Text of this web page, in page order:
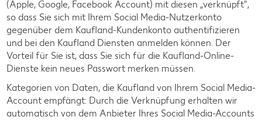
(Apple, Google, Facebook Account) mit diesen „verknüpft",
so dass Sie sich mit Ihrem Social Media-Nutzerkonto
gegenüber dem Kaufland-Kundenkonto authentifizieren
und bei den Kaufland Diensten anmelden können. Der
Vorteil für Sie ist, dass Sie sich für die Kaufland-Online-
Dienste kein neues Passwort merken müssen.
Kategorien von Daten, die Kaufland von Ihrem Social Media-
Account empfängt: Durch die Verknüpfung erhalten wir
automatisch von dem Anbieter Ihres Social Media-Accounts